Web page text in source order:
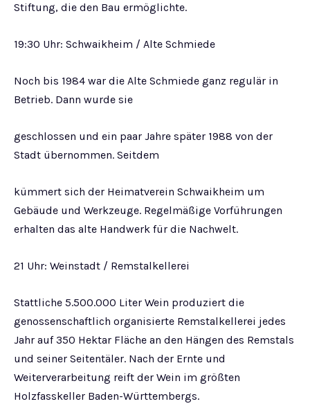
Stiftung, die den Bau ermöglichte.
19:30 Uhr: Schwaikheim / Alte Schmiede
Noch bis 1984 war die Alte Schmiede ganz regulär in
Betrieb. Dann wurde sie
geschlossen und ein paar Jahre später 1988 von der
Stadt übernommen. Seitdem
kümmert sich der Heimatverein Schwaikheim um
Gebäude und Werkzeuge. Regelmäßige Vorführungen
erhalten das alte Handwerk für die Nachwelt.
21 Uhr: Weinstadt / Remstalkellerei
Stattliche 5.500.000 Liter Wein produziert die
genossenschaftlich organisierte Remstalkellerei jedes
Jahr auf 350 Hektar Fläche an den Hängen des Remstals
und seiner Seitentäler. Nach der Ernte und
Weiterverarbeitung reift der Wein im größten
Holzfasskeller Baden-Württembergs.